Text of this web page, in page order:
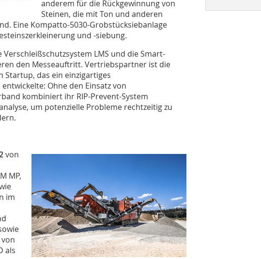
anderem für die Rückgewinnung von
Steinen, die mit Ton und anderen
Eine Kompatto-5030-Grobstücksiebanlage
und -siebung.
LMS und die Smart-
den Messeauftritt. Vertriebspartner ist die
Startup, das ein einzigartiges
Ohne den Einsatz von
kombiniert ihr RIP-Prevent-System
um potenzielle Probleme rechtzeitig zu
von
MP,
im
als